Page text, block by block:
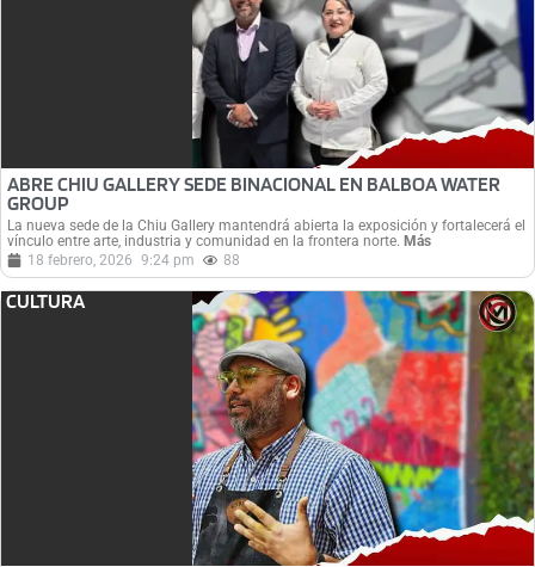
ABRE CHIU GALLERY SEDE BINACIONAL EN BALBOA WATER
GROUP
La nueva sede de la Chiu Gallery mantendrá abierta la exposición y fortalecerá el
vínculo entre arte, industria y comunidad en la frontera norte. Más
18 febrero, 2026 9:24 pm 88
CULTURA